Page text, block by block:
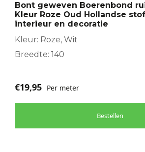
Bont geweven Boerenbond
Kleur Roze Oud Hollandse
interieur en decoratie
Kleur: Roze, Wit
Breedte: 140
€19,95 Per meter
Bestellen